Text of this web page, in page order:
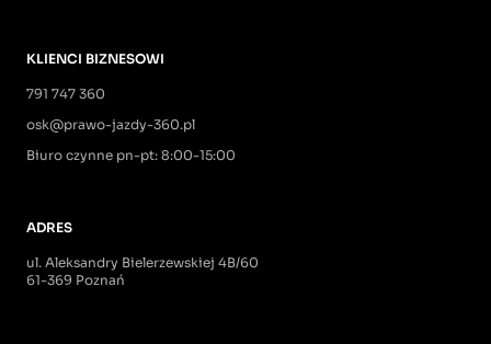
KLIENCI BIZNESOWI
791 747 360
osk@prawo-jazdy-360.pl
Biuro czynne pn-pt: 8:00-15:00
ADRES
ul. Aleksandry Bielerzewskiej 4B/60
61-369 Poznań